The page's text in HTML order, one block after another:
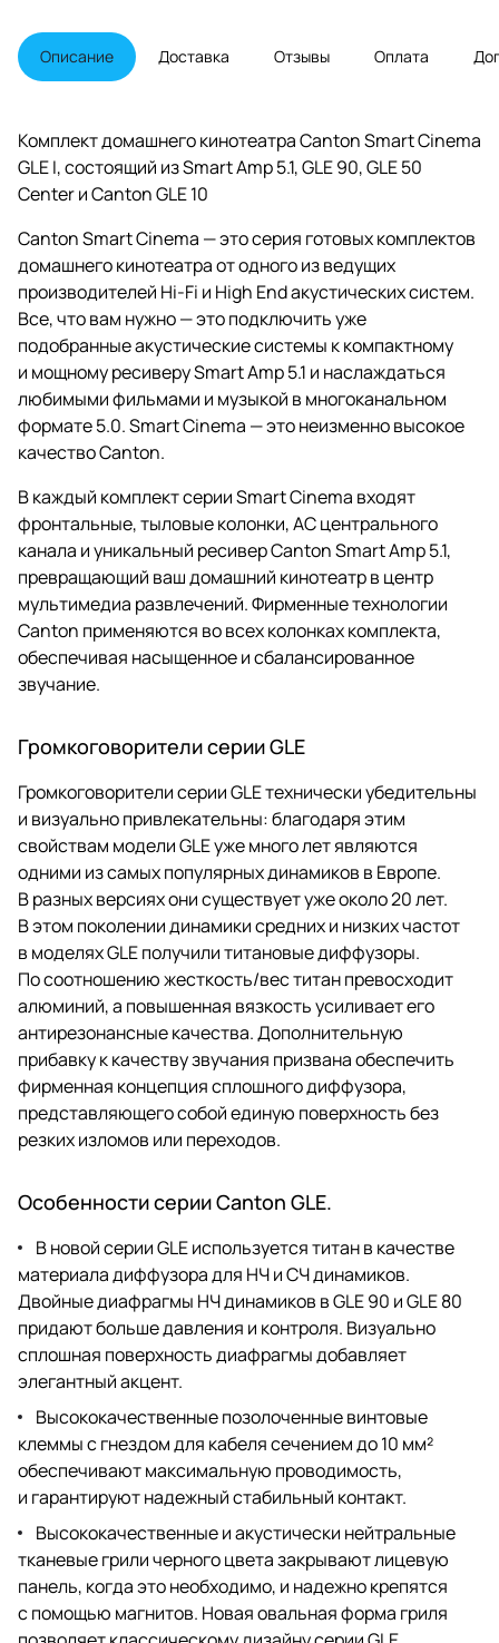
Bluetooth, HDMI, AirPlay 2,
Chromecast, Spotify Connect,
Dolby Atmos
Описание Доставка Отзывы Оплата
Комплект домашнего кинотеатра Canton Smart Cinema
GLE I, состоящий изSmart Amp 5.1,GLE 90, GLE 50
Center иCanton GLE 10
Canton Smart Cinema — это серия готовых комплектов
домашнего кинотеатра от одного из ведущих
производителей Hi-Fi и High End акустических систем.
Все, что вам нужно — это подключить уже
подобранные акустические системы к компактному
и мощному ресиверу Smart Amp 5.1 и наслаждаться
любимыми фильмами и музыкой в многоканальном
формате 5.0. Smart Cinema — это неизменно высокое
качество Canton.
В каждый комплект серии Smart Cinema входят
фронтальные, тыловые колонки, АС центрального
канала и уникальный ресивер Canton Smart Amp 5.1,
превращающий ваш домашний кинотеатр в центр
мультимедиа развлечений. Фирменные технологии
Canton применяются во всех колонках комплекта,
обеспечивая насыщенное и сбалансированное
звучание.
Громкоговорители серии GLE
Громкоговорители серии GLE технически убедительны
и визуально привлекательны: благодаря этим
свойствам модели GLE уже много лет являются
одними из самых популярных динамиков в Европе.
В разных версиях они существует уже около 20 лет.
В этом поколении динамики средних и низких частот
в моделях GLE получили титановые диффузоры.
По соотношению жесткость/вес титан превосходит
алюминий, а повышенная вязкость усиливает его
антирезонансные качества. Дополнительную
прибавку к качеству звучания призвана обеспечить
фирменная концепция сплошного диффузора,
представляющего собой единую поверхность без
резких изломов или переходов.
Особенности серии Canton GLE.
В новой серии GLE используется титан в качестве
материала диффузора для НЧ и СЧ динамиков.
Двойные диафрагмы НЧ динамиков в GLE 90 и GLE 80
придают больше давления и контроля. Визуально
сплошная поверхность диафрагмы добавляет
элегантный акцент.
Высококачественные позолоченные винтовые
клеммы с гнездом для кабеля сечением до 10 мм²
обеспечивают максимальную проводимость,
и гарантируют надежный стабильный контакт.
Высококачественные и акустически нейтральные
тканевые грили черного цвета закрывают лицевую
панель, когда это необходимо, и надежно крепятся
с помощью магнитов. Новая овальная форма гриля